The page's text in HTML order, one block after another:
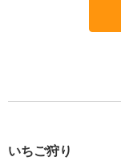
いちご狩り